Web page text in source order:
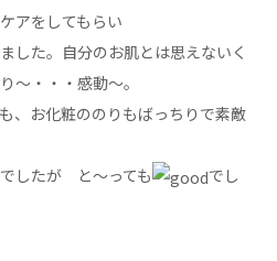
アをしてもらい
した。自分のお肌とは思えないく
・・・感動～。
、お化粧ののりもばっちりで素敵
したが と～っても
でし